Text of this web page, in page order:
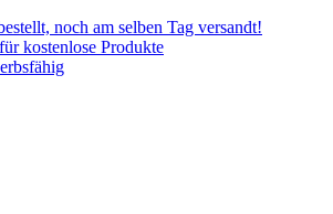
noch am selben Tag versandt!
kostenlose Produkte